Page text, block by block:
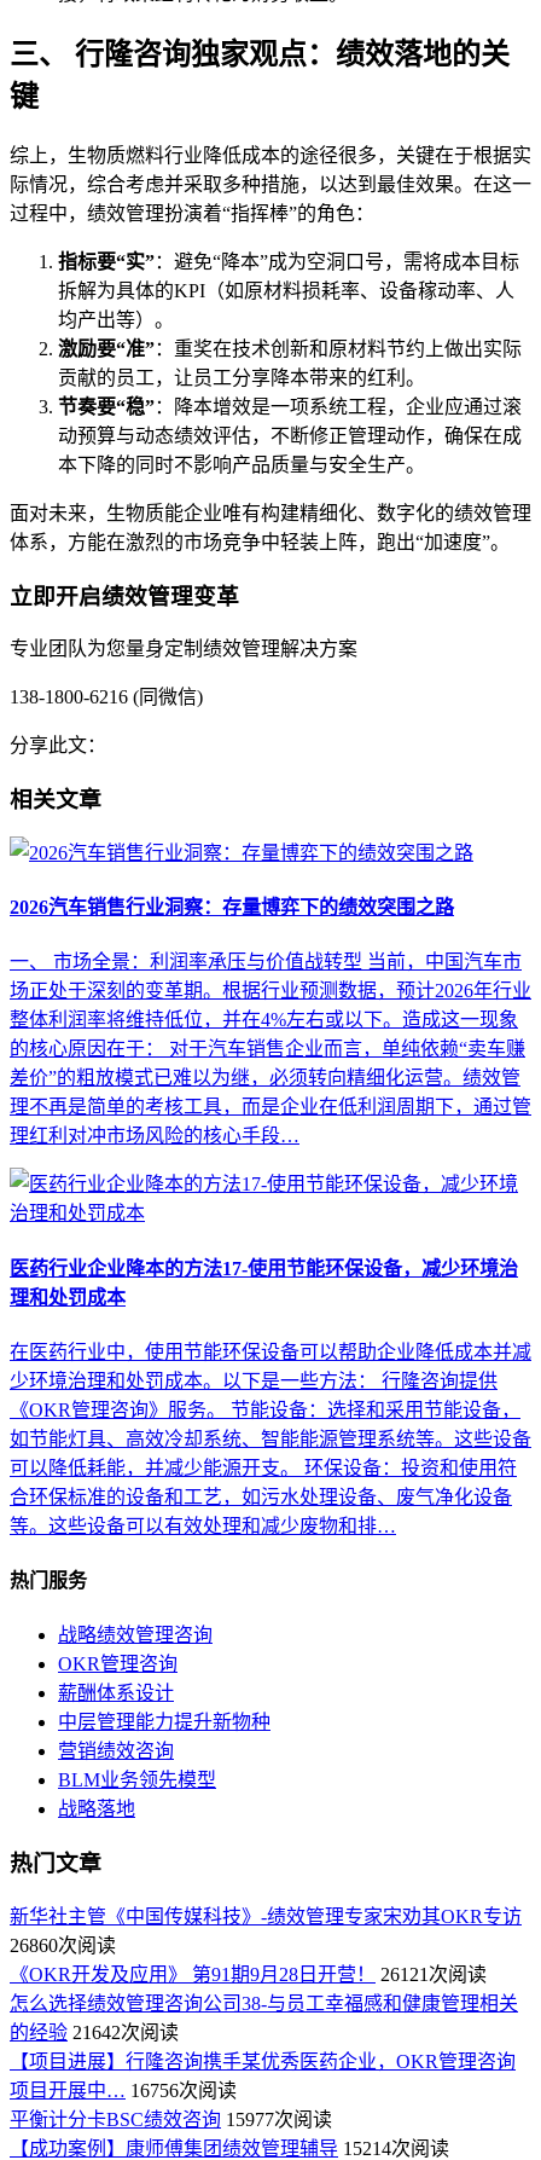
三、 行隆咨询独家观点：绩效落地的关
键
综上，生物质燃料行业降低成本的途径很多，关键在于根据实
际情况，综合考虑并采取多种措施，以达到最佳效果。在这一
过程中，绩效管理扮演着“指挥棒”的角色：
指标要“实”：避免“降本”成为空洞口号，需将成本目标
拆解为具体的KPI（如原材料损耗率、设备稼动率、人
均产出等）。
激励要“准”：重奖在技术创新和原材料节约上做出实际
贡献的员工，让员工分享降本带来的红利。
节奏要“稳”：降本增效是一项系统工程，企业应通过滚
动预算与动态绩效评估，不断修正管理动作，确保在成
本下降的同时不影响产品质量与安全生产。
面对未来，生物质能企业唯有构建精细化、数字化的绩效管理
体系，方能在激烈的市场竞争中轻装上阵，跑出“加速度”。
立即开启绩效管理变革
专业团队为您量身定制绩效管理解决方案
138-1800-6216 (同微信)
分享此文：
相关文章
2026汽车销售行业洞察：存量博弈下的绩效突围之路
一、 市场全景：利润率承压与价值战转型 当前，中国汽车市
场正处于深刻的变革期。根据行业预测数据，预计2026年行业
整体利润率将维持低位，并在4%左右或以下。造成这一现象
的核心原因在于： 对于汽车销售企业而言，单纯依赖“卖车赚
差价”的粗放模式已难以为继，必须转向精细化运营。绩效管
理不再是简单的考核工具，而是企业在低利润周期下，通过管
理红利对冲市场风险的核心手段…
医药行业企业降本的方法17-使用节能环保设备，减少环境治
理和处罚成本
在医药行业中，使用节能环保设备可以帮助企业降低成本并减
少环境治理和处罚成本。以下是一些方法： 行隆咨询提供
《OKR管理咨询》服务。 节能设备：选择和采用节能设备，
如节能灯具、高效冷却系统、智能能源管理系统等。这些设备
可以降低耗能，并减少能源开支。 环保设备：投资和使用符
合环保标准的设备和工艺，如污水处理设备、废气净化设备
等。这些设备可以有效处理和减少废物和排…
热门服务
战略绩效管理咨询
OKR管理咨询
薪酬体系设计
中层管理能力提升新物种
营销绩效咨询
BLM业务领先模型
战略落地
热门文章
新华社主管《中国传媒科技》-绩效管理专家宋劝其OKR专访
26860次阅读
《OKR开发及应用》 第91期9月28日开营！
26121次阅读
怎么选择绩效管理咨询公司38-与员工幸福感和健康管理相关
的经验 21642次阅读
【项目进展】行隆咨询携手某优秀医药企业，OKR管理咨询
项目开展中… 16756次阅读
平衡计分卡BSC绩效咨询 15977次阅读
【成功案例】康师傅集团绩效管理辅导 15214次阅读